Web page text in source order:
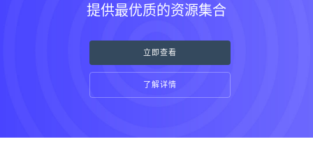
提供最优质的资源集合
立即查看
了解详情